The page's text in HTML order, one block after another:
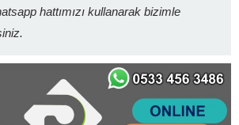
hattımızı kullanarak bizimle